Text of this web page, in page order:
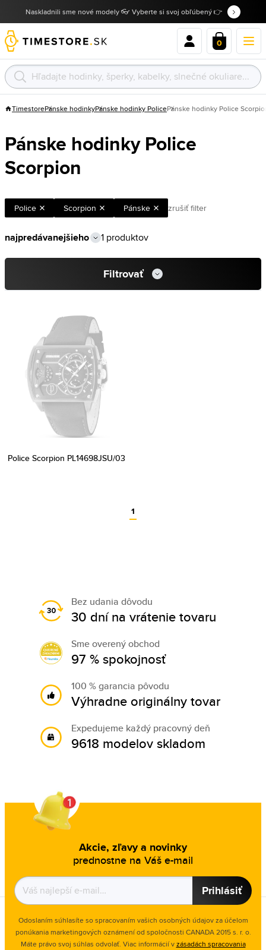
Naskladnili sme nové modely 👓 Vyberte si svoj obľúbený 👉
0
TimestorePánske hodinkyPánske hodinky PolicePánske hodinky Police
Pánske hodinky Police
Scorpion
Police Scorpion Pánske zrušiť filter
1 produktov
Filtrovať
Police Scorpion PL14698JSU/03
1
Bez udania dôvodu
30 dní na vrátenie tovaru
Sme overený obchod
97 % spokojnosť
100 % garancia pôvodu
Výhradne originálny tovar
Expedujeme každý pracovný deň
9618 modelov skladom
Akcie, zľavy a novinky
prednostne na Váš e-mail
Prihlásiť
Odoslaním súhlasíte so spracovaním vašich osobných údajov za účelom
ponúkania marketingových oznámení od spoločnosti CANADA 2015 s. r. o.
Máte právo svoj súhlas odvolať. Viac informácií vzásadách spracovania